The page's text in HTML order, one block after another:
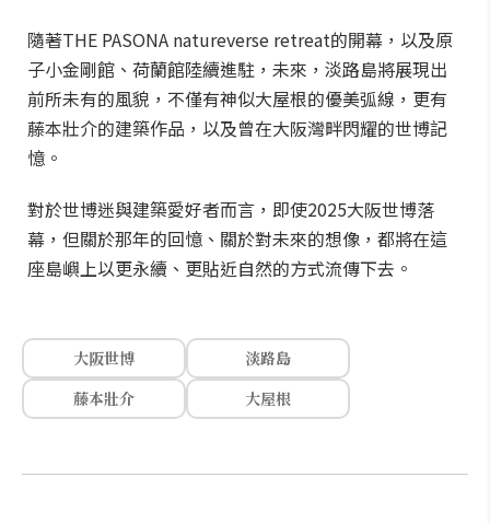
隨著THE PASONA natureverse retreat的開幕，以及原
子小金剛館、荷蘭館陸續進駐，未來，淡路島將展現出
前所未有的風貌，不僅有神似大屋根的優美弧線，更有
藤本壯介的建築作品，以及曾在大阪灣畔閃耀的世博記
憶。
對於世博迷與建築愛好者而言，即使2025大阪世博落
幕，但關於那年的回憶、關於對未來的想像，都將在這
座島嶼上以更永續、更貼近自然的方式流傳下去。
大阪世博
淡路島
藤本壯介
大屋根